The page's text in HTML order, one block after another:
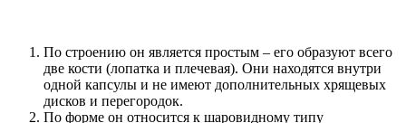
По строению он является простым – его образуют всего
две кости (лопатка и плечевая). Они находятся внутри
одной капсулы и не имеют дополнительных хрящевых
дисков и перегородок.
По форме он относится к шаровидному типу